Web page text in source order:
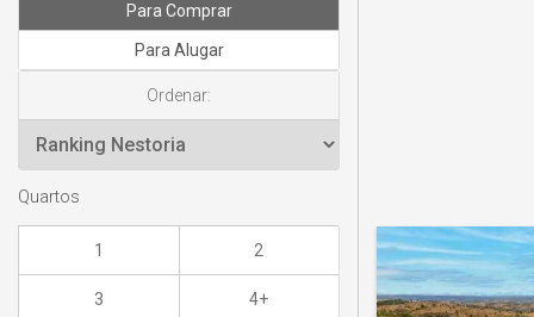
Para Comprar
Para Alugar
Ordenar:
Quartos
1 2
3 4+